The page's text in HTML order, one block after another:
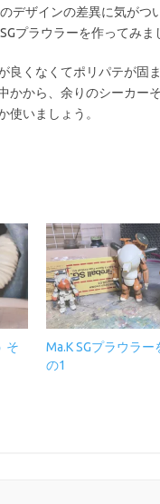
デザインの差異に気がつ
プラウラーを作ってみま
良くなくてポリパテが固
かから、余りのシーカー
いましょう。
そ
Ma.K SGプラウラー
の1